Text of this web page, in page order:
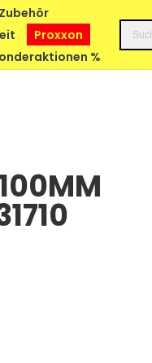
Proxxon
%